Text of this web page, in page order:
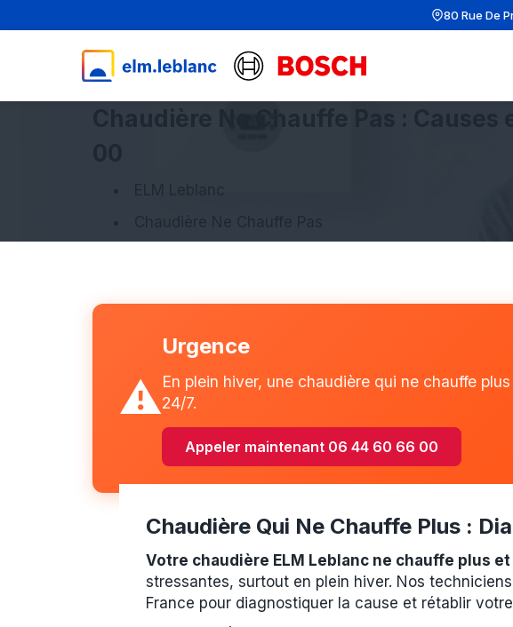
80 Rue De
⚠️
Urgence
En plein hiver, une chaudière qui ne chauffe
24/7.
Appeler maintenant 06 44 60 66 00
Chaudière Qui Ne Chauffe Plus :
Votre chaudière ELM Leblanc ne chauffe plus
stressantes, surtout en plein hiver. Nos
France pour diagnostiquer la cause et rétablir